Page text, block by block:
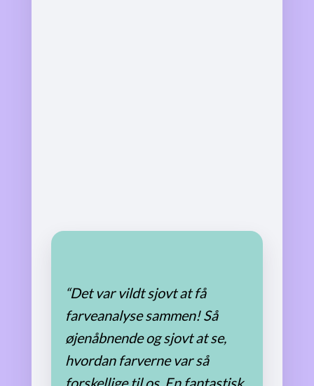
“Det var vildt sjovt at få
farveanalyse sammen! Så
øjenåbnende og sjovt at se,
hvordan farverne var så
forskellige til os. En fantastisk